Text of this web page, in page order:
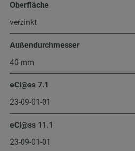
Oberfläche
verzinkt
Außendurchmesser
40 mm
eCl@ss 7.1
23-09-01-01
eCl@ss 11.1
23-09-01-01